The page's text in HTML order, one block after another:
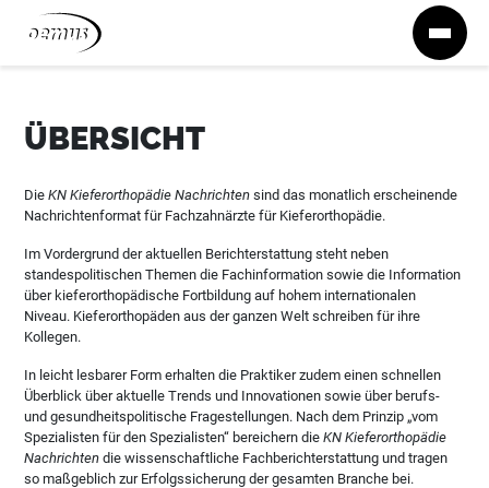
Zum Inhalt springen
ÜBERSICHT
DieKN Kieferorthopädie Nachrichten sind das monatlich erscheinende
Nachrichtenformat für Fachzahnärzte für Kieferorthopädie.
Im Vordergrund der aktuellen Berichterstattung steht neben
standespolitischen Themen die Fachinformation sowie die Information
über kieferorthopädische Fortbildung auf hohem internationalen
Niveau. Kieferorthopäden aus der ganzen Welt schreiben für ihre
Kollegen.
In leicht lesbarer Form erhalten die Praktiker zudem einen schnellen
Überblick über aktuelle Trends und Innovationen sowie über berufs-
und gesundheitspolitische Fragestellungen. Nach dem Prinzip „vom
Spezialisten für den Spezialisten“ bereichern dieKN Kieferorthopädie
Nachrichten die wissenschaftliche Fachberichterstattung und tragen
so maßgeblich zur Erfolgssicherung der gesamten Branche bei.